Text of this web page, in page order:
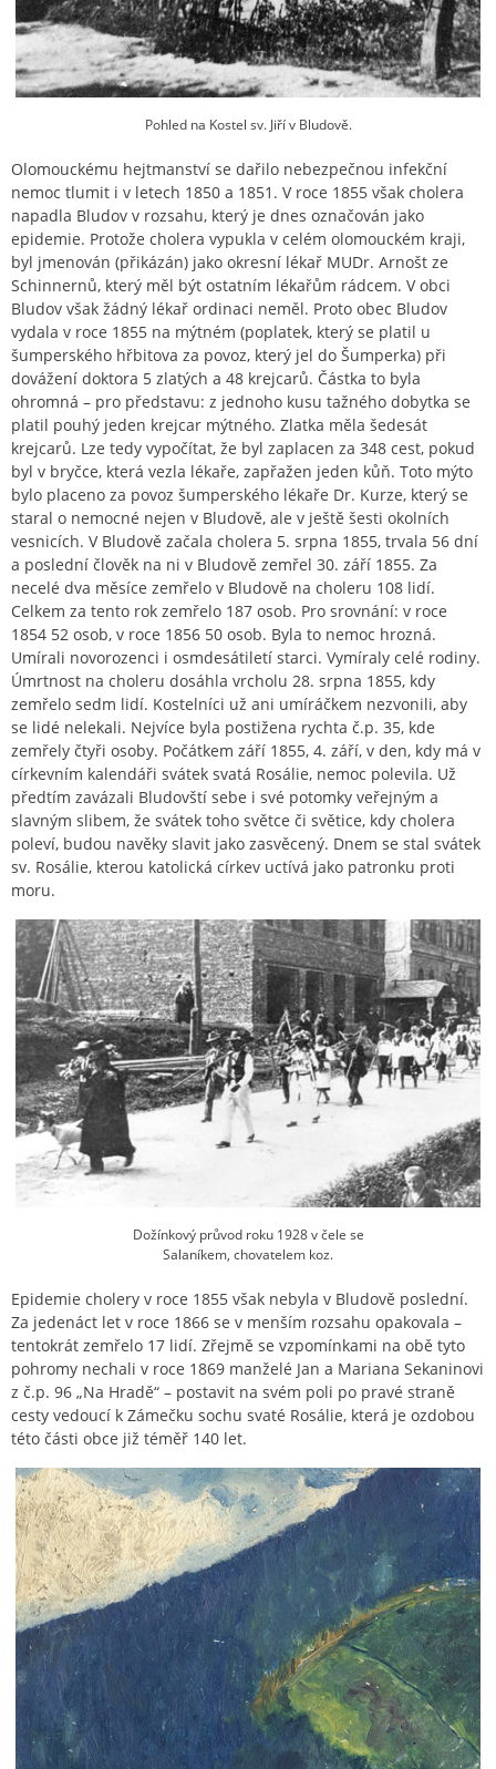
Pohled na Kostel sv. Jiří v Bludově.
Olomouckému hejtmanství se dařilo nebezpečnou infekční
nemoc tlumit i v letech 1850 a 1851. V roce 1855 však cholera
napadla Bludov v rozsahu, který je dnes označován jako
epidemie. Protože cholera vypukla v celém olomouckém kraji,
byl jmenován (přikázán) jako okresní lékař MUDr. Arnošt ze
Schinnernů, který měl být ostatním lékařům rádcem. V obci
Bludov však žádný lékař ordinaci neměl. Proto obec Bludov
vydala v roce 1855 na mýtném (poplatek, který se platil u
šumperského hřbitova za povoz, který jel do Šumperka) při
dovážení doktora 5 zlatých a 48 krejcarů. Částka to byla
ohromná – pro představu: z jednoho kusu tažného dobytka se
platil pouhý jeden krejcar mýtného. Zlatka měla šedesát
krejcarů. Lze tedy vypočítat, že byl zaplacen za 348 cest, pokud
byl v bryčce, která vezla lékaře, zapřažen jeden kůň. Toto mýto
bylo placeno za povoz šumperského lékaře Dr. Kurze, který se
staral o nemocné nejen v Bludově, ale v ještě šesti okolních
vesnicích. V Bludově začala cholera 5. srpna 1855, trvala 56 dní
a poslední člověk na ni v Bludově zemřel 30. září 1855. Za
necelé dva měsíce zemřelo v Bludově na choleru 108 lidí.
Celkem za tento rok zemřelo 187 osob. Pro srovnání: v roce
1854 52 osob, v roce 1856 50 osob. Byla to nemoc hrozná.
Umírali novorozenci i osmdesátiletí starci. Vymíraly celé rodiny.
Úmrtnost na choleru dosáhla vrcholu 28. srpna 1855, kdy
zemřelo sedm lidí. Kostelníci už ani umíráčkem nezvonili, aby
se lidé nelekali. Nejvíce byla postižena rychta č.p. 35, kde
zemřely čtyři osoby. Počátkem září 1855, 4. září, v den, kdy má v
církevním kalendáři svátek svatá Rosálie, nemoc polevila. Už
předtím zavázali Bludovští sebe i své potomky veřejným a
slavným slibem, že svátek toho světce či světice, kdy cholera
poleví, budou navěky slavit jako zasvěcený. Dnem se stal svátek
sv. Rosálie, kterou katolická církev uctívá jako patronku proti
moru.
Dožínkový průvod roku 1928 v čele se
Salaníkem, chovatelem koz.
Epidemie cholery v roce 1855 však nebyla v Bludově poslední.
Za jedenáct let v roce 1866 se v menším rozsahu opakovala –
tentokrát zemřelo 17 lidí. Zřejmě se vzpomínkami na obě tyto
pohromy nechali v roce 1869 manželé Jan a Mariana Sekaninovi
z č.p. 96 „Na Hradě“ – postavit na svém poli po pravé straně
cesty vedoucí k Zámečku sochu svaté Rosálie, která je ozdobou
této části obce již téměř 140 let.